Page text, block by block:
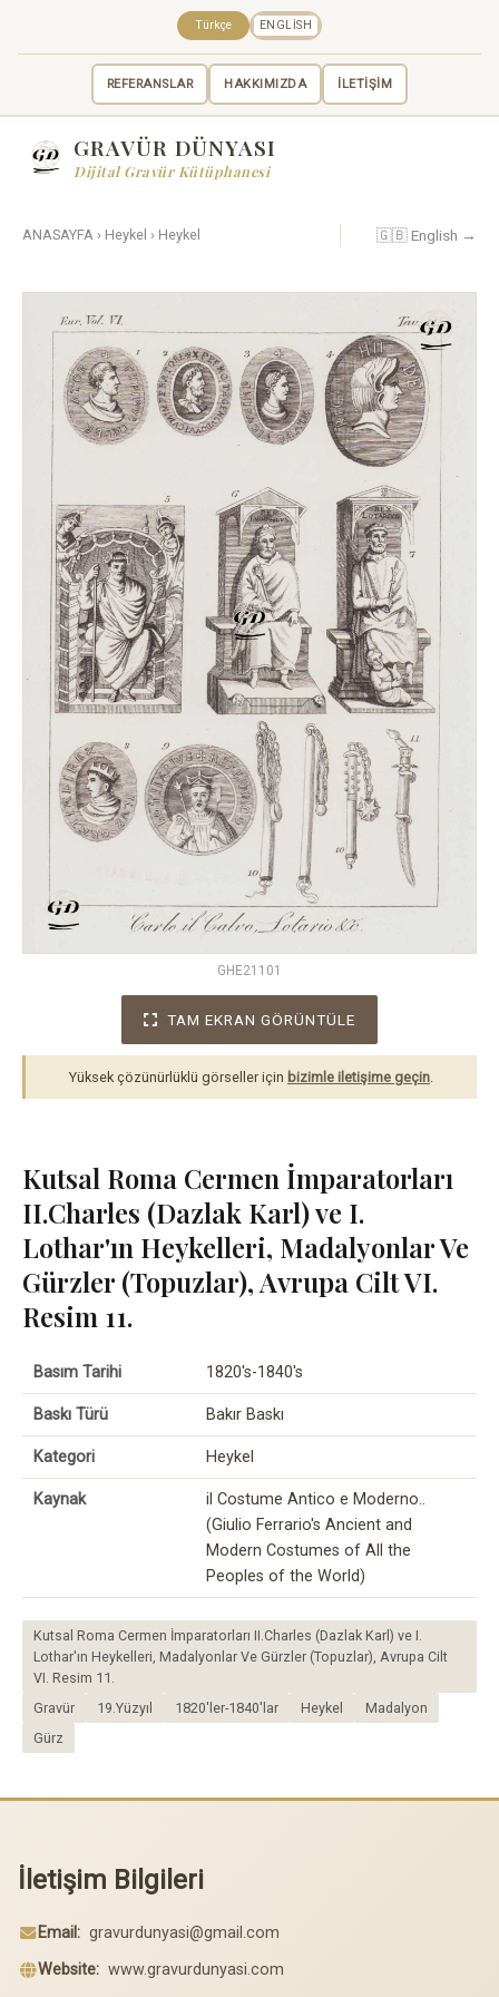
REFERANSLAR HAKKIMIZDA İLETİŞİM
Türkçe ENGLISH
GRAVÜR DÜNYASI
Dijital Gravür Kütüphanesi
ANASAYFA › Heykel › Heykel 🇬🇧 English →
GHE21101
TAM EKRAN GÖRÜNTÜLE
Yüksek çözünürlüklü görseller için bizimle iletişime geçin
Kutsal Roma Cermen İmparatorları
II.Charles (Dazlak Karl) ve I.
Lothar'ın Heykelleri, Madalyonlar Ve
Gürzler (Topuzlar), Avrupa Cilt VI.
Resim 11.
Basım Tarihi 1820's-1840's
Baskı Türü Bakır Baskı
Kategori Heykel
Kaynak
il Costume Antico e Moderno..
(Giulio Ferrario's Ancient and
Modern Costumes of All the
Peoples of the World)
Kutsal Roma Cermen İmparatorları II.Charles (Dazlak Karl) ve I.
Lothar'ın Heykelleri, Madalyonlar Ve Gürzler (Topuzlar), Avrupa Cilt
VI. Resim 11.
Gravür
19.Yüzyıl 1820'ler-1840'lar Heykel
Madalyon
Gürz
İletişim Bilgileri
Email: gravurdunyasi@gmail.com
Website: www.gravurdunyasi.com